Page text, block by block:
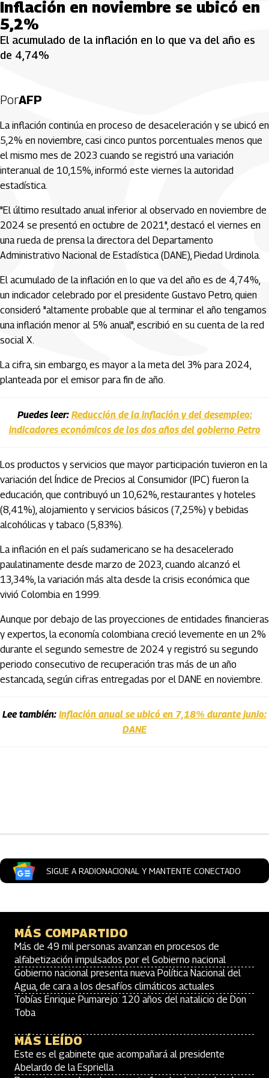
Inflación en noviembre se ubicó en
5,2%
El acumulado de la inflación en lo que va del año es
de 4,74%
PorAFP
La inflación continúa en proceso de desaceleración y se ubicó en
5,2% en noviembre, casi cinco puntos porcentuales menos que
el mismo mes de 2023 cuando se registró una variación
interanual de 10,15%, informó este viernes la autoridad
estadística.
"El último resultado anual inferior al observado en noviembre de
2024 se presentó en octubre de 2021", destacó el viernes en
una rueda de prensa la directora del Departamento
Administrativo Nacional de Estadística (DANE), Piedad Urdinola.
El acumulado de la inflación en lo que va del año es de 4,74%,
un indicador celebrado por el presidente Gustavo Petro, quien
consideró "altamente probable que al terminar el año tengamos
una inflación menor al 5% anual", escribió en su cuenta de la red
social X.
La cifra, sin embargo, es mayor a la meta del 3% para 2024,
planteada por el emisor para fin de año.
Puedes leer: Reducción de la inflación y del desempleo:
indicadores económicos de los dos años del gobierno Petro
Los productos y servicios que mayor participación tuvieron en la
variación del Índice de Precios al Consumidor (IPC) fueron la
educación, que contribuyó un 10,62%, restaurantes y hoteles
(8,41%), alojamiento y servicios básicos (7,25%) y bebidas
alcohólicas y tabaco (5,83%).
La inflación en el país sudamericano se ha desacelerado
paulatinamente desde marzo de 2023, cuando alcanzó el
13,34%, la variación más alta desde la crisis económica que
vivió Colombia en 1999.
Aunque por debajo de las proyecciones de entidades financieras
y expertos, la economía colombiana creció levemente en un 2%
durante el segundo semestre de 2024 y registró su segundo
periodo consecutivo de recuperación tras más de un año
estancada, según cifras entregadas por el DANE en noviembre.
Lee también: Inflación anual se ubicó en 7,18% durante junio:
DANE
SIGUE A RADIONACIONAL Y MANTENTE CONECTADO
MÁS COMPARTIDO
Más de 49 mil personas avanzan en procesos de
alfabetización impulsados por el Gobierno nacional
Gobierno nacional presenta nueva Política Nacional del
Agua, de cara a los desafíos climáticos actuales
Tobías Enrique Pumarejo: 120 años del natalicio de Don
Toba
MÁS LEÍDO
Este es el gabinete que acompañará al presidente
Abelardo de la Espriella